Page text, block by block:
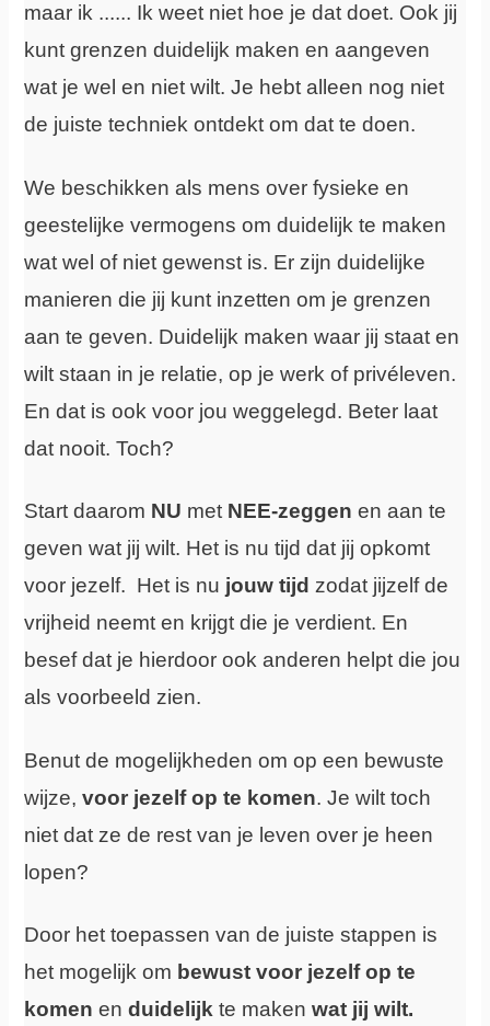
maar ik ...... Ik weet niet hoe je dat doet. Ook jij
kunt grenzen duidelijk maken en aangeven
wat je wel en niet wilt. Je hebt alleen nog niet
de juiste techniek ontdekt om dat te doen.
We beschikken als mens over fysieke en
geestelijke vermogens om duidelijk te maken
wat wel of niet gewenst is. Er zijn duidelijke
manieren die jij kunt inzetten om je grenzen
aan te geven. Duidelijk maken waar jij staat en
wilt staan in je relatie, op je werk of privéleven.
En dat is ook voor jou weggelegd. Beter laat
dat nooit. Toch?
Start daarom NU met NEE-zeggen en aan te
geven wat jij wilt. Het is nu tijd dat jij opkomt
voor jezelf. Het is nu jouw tijd zodat jijzelf de
vrijheid neemt en krijgt die je verdient. En
besef dat je hierdoor ook anderen helpt die jou
als voorbeeld zien.
Benut de mogelijkheden om op een bewuste
wijze,voor jezelf op te komen. Je wilt toch
niet dat ze de rest van je leven over je heen
lopen?
Door het toepassen van de juiste stappen is
het mogelijk om bewust voor jezelf op te
komen enduidelijk te makenwat jij wilt.